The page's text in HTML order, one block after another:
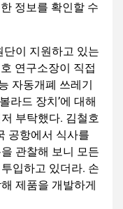
정보를 확인할 수
이 지원하고 있는
연구소장이 직접
자동개폐 쓰레기
라드 장치’에 대해
부탁했다. 김철호
공항에서 식사를
관찰해 보니 모든
입하고 있더라. 손
제품을 개발하게